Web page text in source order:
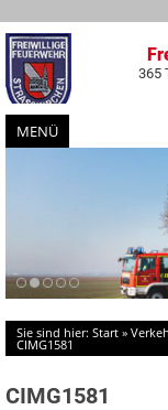
365
MENÜ
Sie sind hier: Start »
CIMG1581
CIMG1581